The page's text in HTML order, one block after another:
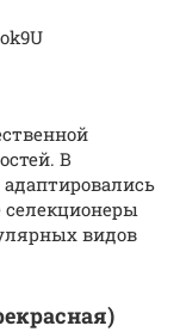
В
селекционеры
видов